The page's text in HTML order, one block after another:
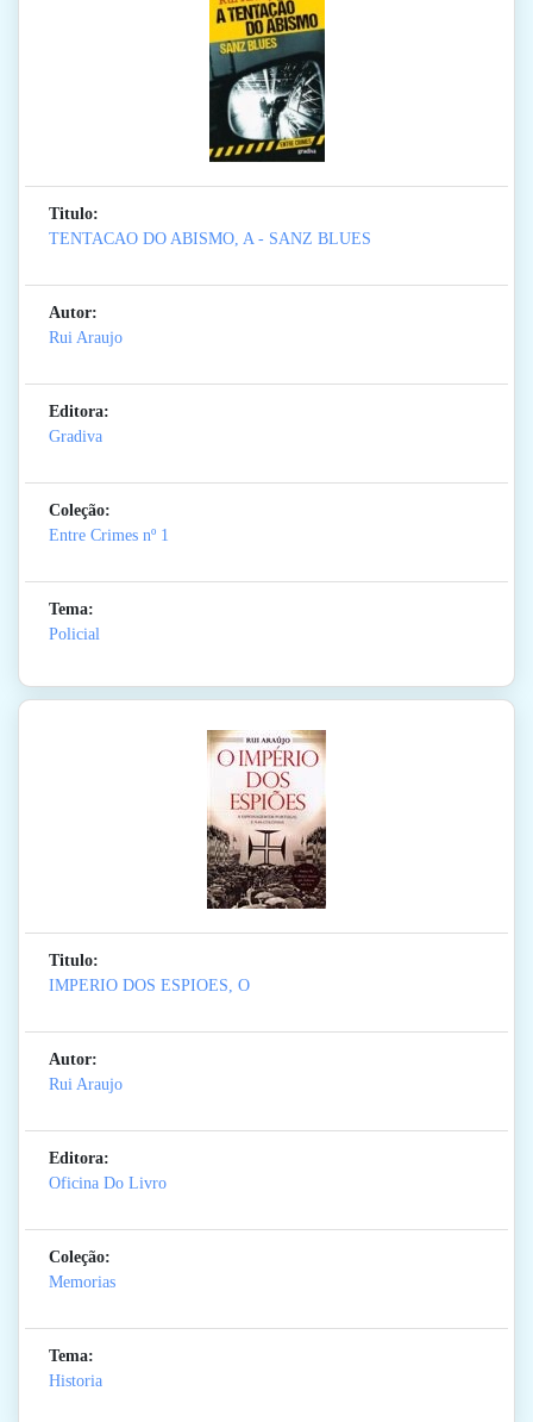
Titulo:
TENTACAO DO ABISMO, A - SANZ BLUES
Autor:
Rui Araujo
Editora:
Gradiva
Coleção:
Entre Crimes nº 1
Tema:
Policial
Titulo:
IMPERIO DOS ESPIOES, O
Autor:
Rui Araujo
Editora:
Oficina Do Livro
Coleção:
Memorias
Tema:
Historia